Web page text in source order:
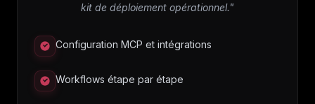
kit de déploiement opérationnel."
Configuration MCP et intégrations
Workflows étape par étape